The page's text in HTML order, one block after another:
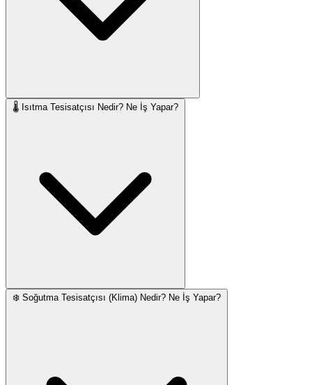
🌡️ Isıtma Tesisatçısı Nedir? Ne İş Yapar?
❄️ Soğutma Tesisatçısı (Klima) Nedir? Ne İş Yapar?